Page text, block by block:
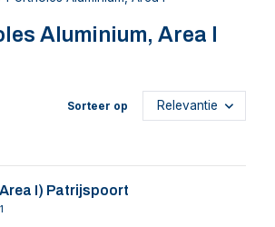
Aluminium, Area I
Sorteer op
I) Patrijspoort